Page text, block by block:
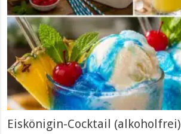
Eiskönigin-Cocktail (alkoholfrei)